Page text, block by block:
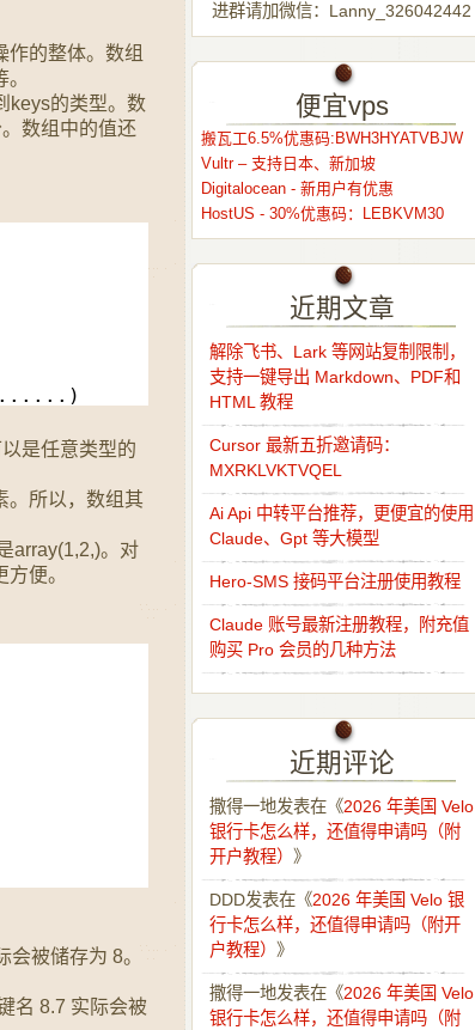
作的整体。数组
keys的类型。数
数组中的值还
是任意类型的
。所以，数组其
array(1,2,)。对
便。
被储存为 8。
名 8.7 实际会被
进群请加微信：Lanny_326042442
便宜vps
搬瓦工6.5%优惠码:BWH3HYATVBJW
Vultr – 支持日本、新加坡
Digitalocean - 新用户有优惠
HostUS - 30%优惠码：LEBKVM30
近期文章
解除飞书、Lark 等网站复制限制，
支持一键导出 Markdown、PDF和
HTML 教程
Cursor 最新五折邀请码：
MXRKLVKTVQEL
Ai Api 中转平台推荐，更便宜的使用
Claude、Gpt 等大模型
Hero-SMS 接码平台注册使用教程
Claude 账号最新注册教程，附充值
购买 Pro 会员的几种方法
近期评论
撒得一地发表在《2026 年美国 Velo
银行卡怎么样，还值得申请吗（附
开户教程） 》
DDD发表在《2026 年美国 Velo 银
行卡怎么样，还值得申请吗（附开
户教程） 》
撒得一地发表在《2026 年美国 Velo
银行卡怎么样，还值得申请吗（附